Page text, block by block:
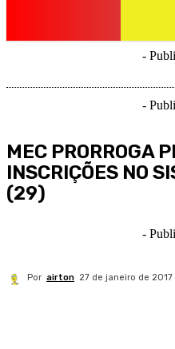
-
-
MEC PRORROGA
INSCRIÇÕES NO
(29)
-
Por airton 27 de janeiro de 2017